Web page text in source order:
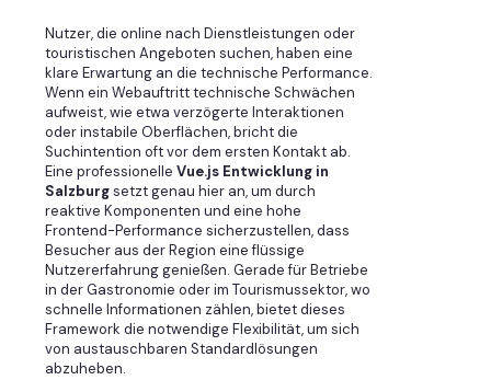
Nutzer, die online nach Dienstleistungen oder
touristischen Angeboten suchen, haben eine
klare Erwartung an die technische Performance.
Wenn ein Webauftritt technische Schwächen
aufweist, wie etwa verzögerte Interaktionen
oder instabile Oberflächen, bricht die
Suchintention oft vor dem ersten Kontakt ab.
Eine professionelle Vue.js Entwicklung in
Salzburgsetzt genau hier an, um durch
reaktive Komponenten und eine hohe
Frontend-Performance sicherzustellen, dass
Besucher aus der Region eine flüssige
Nutzererfahrung genießen. Gerade für Betriebe
in der Gastronomie oder im Tourismussektor, wo
schnelle Informationen zählen, bietet dieses
Framework die notwendige Flexibilität, um sich
von austauschbaren Standardlösungen
abzuheben.